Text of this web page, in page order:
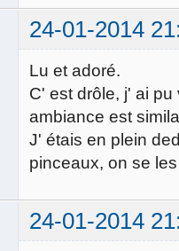
24-01-2014
Lu et adoré.
C' est drôle, j' ai
ambiance est
J' étais en plein
pinceaux, on se
24-01-2014